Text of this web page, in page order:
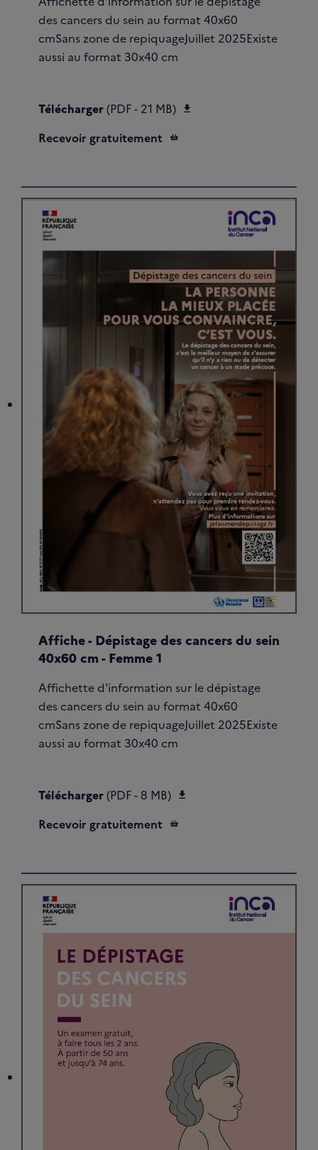
des cancers du sein au format 40x60
cmSans zone de repiquageJuillet 2025Existe
aussi au format 30x40 cm
Télécharger(PDF - 21 MB)
Recevoir gratuitement
Affiche - Dépistage des cancers du sein
40x60 cm - Femme 1
Affichette d'information sur le dépistage
des cancers du sein au format 40x60
cmSans zone de repiquageJuillet 2025Existe
aussi au format 30x40 cm
Télécharger(PDF - 8 MB)
Recevoir gratuitement